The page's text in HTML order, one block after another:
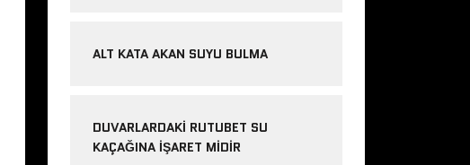
ALT KATA AKAN SUYU BULMA
DUVARLARDAKI RUTUBET SU
KAÇAĞINA İŞARET MIDIR